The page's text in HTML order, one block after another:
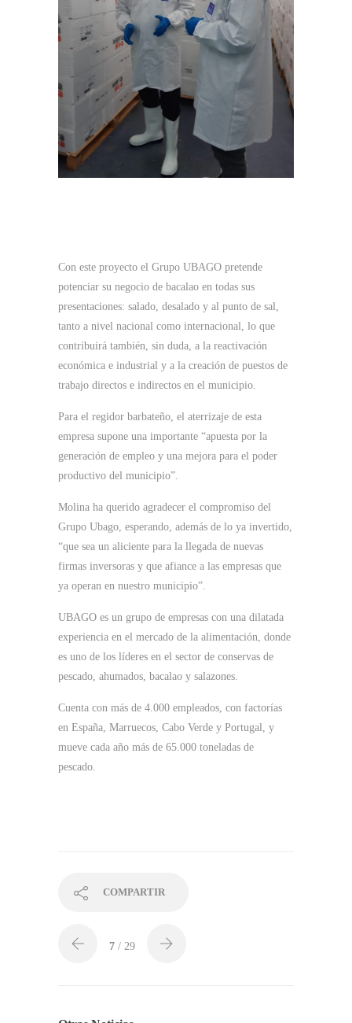
Con este proyecto el Grupo UBAGO pretende
potenciar su negocio de bacalao en todas sus
presentaciones: salado, desalado y al punto de sal,
tanto a nivel nacional como internacional, lo que
contribuirá también, sin duda, a la reactivación
económica e industrial y a la creación de puestos de
trabajo directos e indirectos en el municipio.
Para el regidor barbateño, el aterrizaje de esta
empresa supone una importante “apuesta por la
generación de empleo y una mejora para el poder
productivo del municipio”.
Molina ha querido agradecer el compromiso del
Grupo Ubago, esperando, además de lo ya invertido,
“que sea un aliciente para la llegada de nuevas
firmas inversoras y que afiance a las empresas que
ya operan en nuestro municipio”.
UBAGO es un grupo de empresas con una dilatada
experiencia en el mercado de la alimentación, donde
es uno de los líderes en el sector de conservas de
pescado, ahumados, bacalao y salazones.
Cuenta con más de 4.000 empleados, con factorías
en España, Marruecos, Cabo Verde y Portugal, y
mueve cada año más de 65.000 toneladas de
pescado.
COMPARTIR
7 / 29